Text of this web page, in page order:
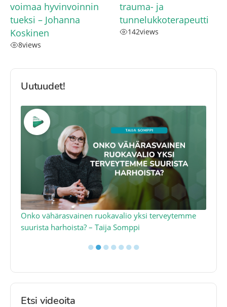
voimaa hyvinvoinnin
tueksi – Johanna
Koskinen
8views
trauma- ja
tunnelukkoterapeutti
142views
Uutuudet!
Onko vähärasvainen ruokavalio yksi terveytemme
suurista harhoista? – Taija Somppi
●●●●●●●
Etsi videoita